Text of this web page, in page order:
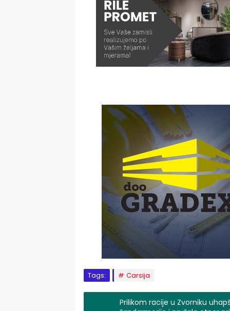
Tags: Carsija
Prilikom racije u Zvorniku